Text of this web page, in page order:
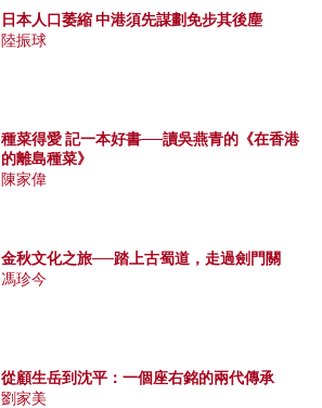
日本人口萎縮 中港須先謀劃免步其後塵
陸振球
種菜得愛 記一本好書──讀吳燕青的《在香港
的離島種菜》
陳家偉
金秋文化之旅──踏上古蜀道，走過劍門關
馮珍今
從顧生岳到沈平：一個座右銘的兩代傳承
劉家美